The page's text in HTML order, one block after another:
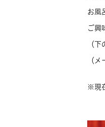
お風
ご興
（
（
※現